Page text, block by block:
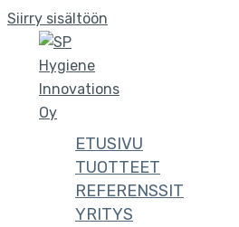
Siirry sisältöön
ETUSIVU
TUOTTEET
REFERENSSIT
YRITYS